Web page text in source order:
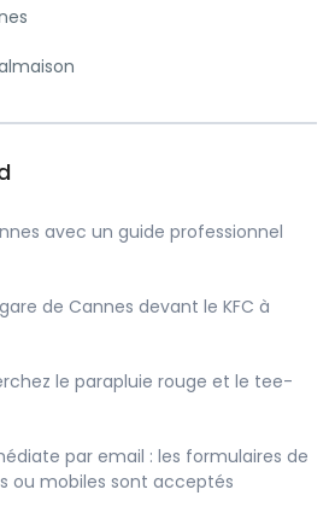
avec un guide professionnel
de Cannes devant le KFC à
le parapluie rouge et le tee-
par email : les formulaires de
ou mobiles sont acceptés